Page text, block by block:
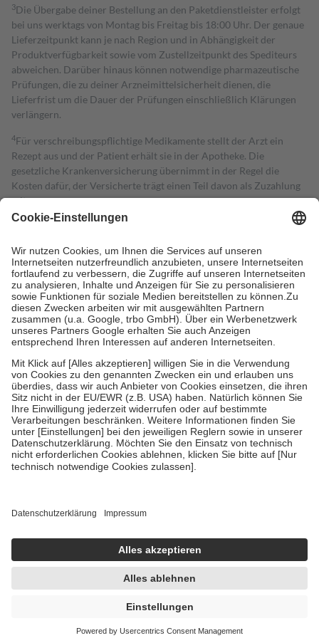
3Die Übergabe deiner Bestellung an den Paketdienstleister erfolgt
bei uns werktags von Montag bis Freitag bis 18:00 Uhr. Der genaue
Lieferzeitpunkt kann je nach Region und in Abhängigkeit der
Produktverfügbarkeit sowie vom Zustellzeitpunkt des Spediteurs
abweichen. Darüber hinaus können notwendige pharmazeutische
Prüfungen, die zu deiner Arzneimittelsicherheit dienen, die
Lieferfrist um die Dauer der Prüfungen einschließlich Klärungen
verlängern.
4Für verschreibungspflichtige Medikamente stellt der Arzt ein
Rezept aus und der Patient erhält sie in der Apotheke. Die
gesetzliche Krankenversicherung übernimmt in der Regel die
Kosten dafür, der Versicherte trägt einen Teil davon als Zuzahlung
mit.
Grundsätzlich leisten Mitglieder Zuzahlungen in Höhe von zehn
höchstens zehn Euro.
Es sind jedoch nie mehr als die tatsächlichen
Kosten der Leistung zu entrichten.
Diese Regeln gelten grundsätzlich auch für Online-Apotheken.
Bei Heilmitteln und häuslicher Krankenpflege beträgt die
Zuzahlung zehn Prozent der Kosten sowie zehn Euro je
Verordnung.
Um das Engagement der Versicherten für ihre eigene Gesundheit zu
stärken und die besondere Stellung der Familie zu unterstützen,
fallenkeine Zuzahlungenan bei:
• Kindern und Jugendlichen bis zum vollendeten 18. Lebensjahr
mit Ausnahme der Fahrkosten
• Untersuchungen zur Vorsorge und Früherkennung, die von der
GKV getragen werden
• empfohlenen Schutzimpfungen
• Harn- und Blutteststreifen
getroffen, um sicherzustellen, dass es sich um echte Bewertungen
https://help.etrusted.com/hc/de/articles/4419944605341
Einige Bilder und Inhalte wurden unter Zuhilfenahme künstlicher